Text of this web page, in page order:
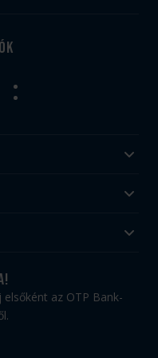
az OTP Bank-